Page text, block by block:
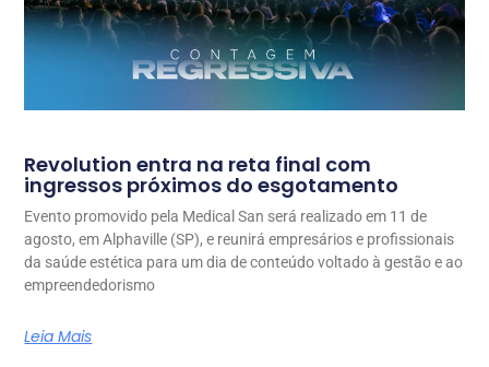
Revolution entra na reta final com
ingressos próximos do esgotamento
Evento promovido pela Medical San será realizado em 11 de
agosto, em Alphaville (SP), e reunirá empresários e profissionais
da saúde estética para um dia de conteúdo voltado à gestão e ao
empreendedorismo
Leia Mais